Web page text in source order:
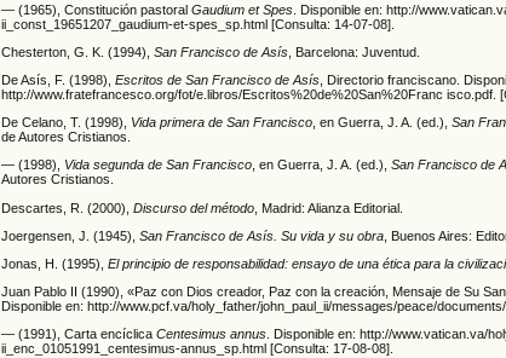
— (1965), Constitución pastoralGaudium et Spes . Disponible en: http://
ii_const_19651207_gaudium-et-spes_sp.html [Consulta: 14-07-08].
Chesterton, G. K. (1994),San Francisco de Asís , Barcelona: Juventud.
De Asís, F. (1998),Escritos de San Francisco de Asís , Directorio franciscano.
http://www.fratefrancesco.org/fot/e.libros/Escritos%20de%20San%20Franc isco.pdf.
De Celano, T. (1998), Vida primera de San Francisco , en Guerra, J. A. (ed.),San
de Autores Cristianos.
— (1998), Vida segunda de San Francisco , en Guerra, J. A. (ed.),San Francisco de
Autores Cristianos.
Descartes, R. (2000),Discurso del método , Madrid: Alianza Editorial.
Joergensen, J. (1945),San Francisco de Asís. Su vida y su obra , Buenos Aires:
Jonas, H. (1995),El principio de responsabilidad: ensayo de una ética para la
Juan Pablo II (1990), «Paz con Dios creador, Paz con la creación, Mensaje de Su
Disponible en: http://www.pcf.va/holy_father/john_paul_ii/messages/peace/
— (1991), Carta encíclicaCentesimus annus . Disponible en: http://www.vatican.va/
ii_enc_01051991_centesimus-annus_sp.html [Consulta: 17-08-08].